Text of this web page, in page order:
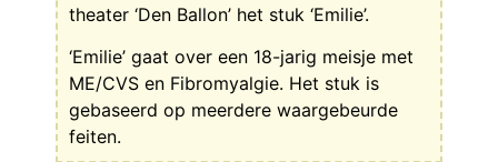
theater ‘Den Ballon’ het stuk ‘Emilie’.
‘Emilie’ gaat over een 18-jarig meisje met
ME/CVS en Fibromyalgie. Het stuk is
gebaseerd op meerdere waargebeurde
feiten.